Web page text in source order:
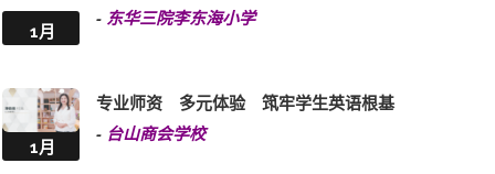
1月
- 东华三院李东海小学
1月
专业师资 多元体验 筑牢学生英语根基
- 台山商会学校